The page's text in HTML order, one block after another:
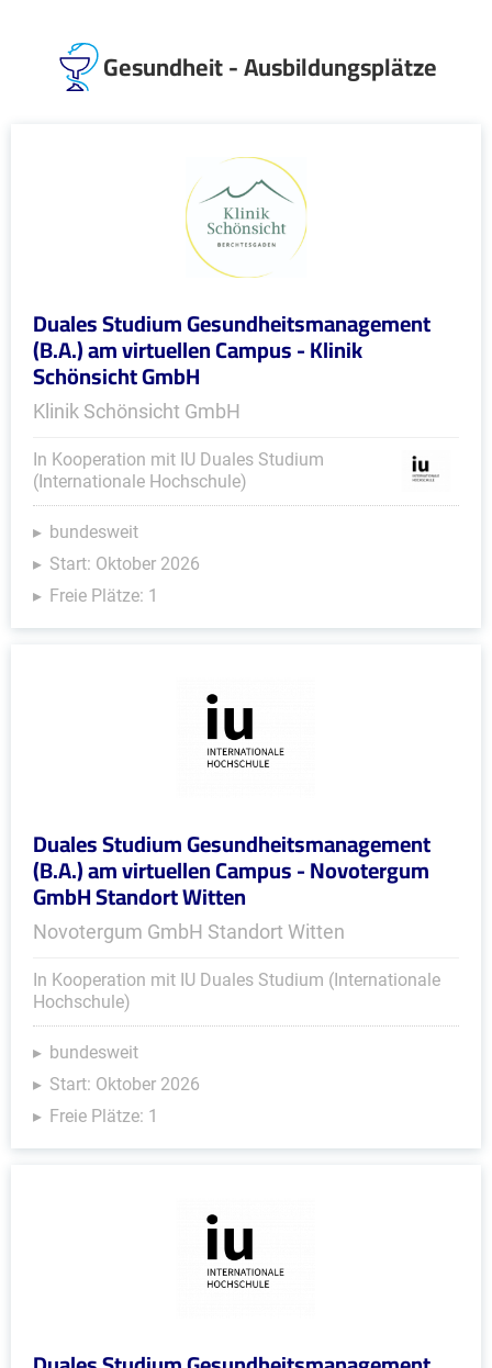
Gesundheit - Ausbildungsplätze
Duales Studium Gesundheitsmanagement
(B.A.) am virtuellen Campus - Klinik
Schönsicht GmbH
Klinik Schönsicht GmbH
In Kooperation mit IU Duales Studium
(Internationale Hochschule)
bundesweit
Start: Oktober 2026
Freie Plätze: 1
Duales Studium Gesundheitsmanagement
(B.A.) am virtuellen Campus - Novotergum
GmbH Standort Witten
Novotergum GmbH Standort Witten
In Kooperation mit IU Duales Studium (Internationale
Hochschule)
bundesweit
Start: Oktober 2026
Freie Plätze: 1